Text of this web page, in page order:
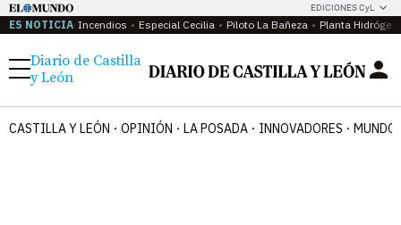
EDICIONES CyL
ES NOTICIA Incendios Especial Cecilia Piloto La Bañeza Planta
Menú
Diario de Castilla
y León
CASTILLA Y LEÓN OPINIÓN LA POSADA INNOVADORES MUNDO